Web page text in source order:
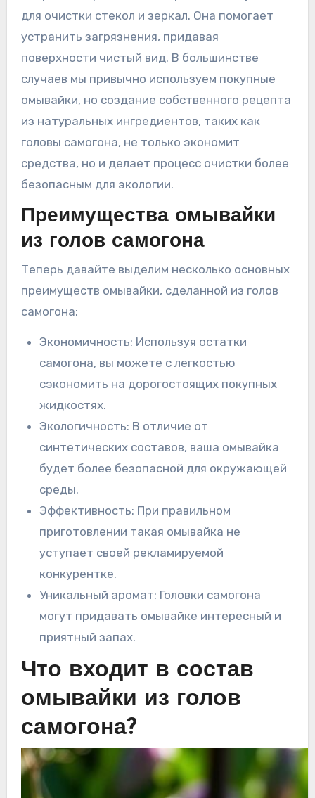
для очистки стекол и зеркал. Она помогает
устранить загрязнения, придавая
поверхности чистый вид. В большинстве
случаев мы привычно используем покупные
омывайки, но создание собственного рецепта
из натуральных ингредиентов, таких как
головы самогона, не только экономит
средства, но и делает процесс очистки более
безопасным для экологии.
Преимущества омывайки
из голов самогона
Теперь давайте выделим несколько основных
преимуществ омывайки, сделанной из голов
самогона:
Экономичность: Используя остатки
самогона, вы можете с легкостью
сэкономить на дорогостоящих покупных
жидкостях.
Экологичность: В отличие от
синтетических составов, ваша омывайка
будет более безопасной для окружающей
среды.
Эффективность: При правильном
приготовлении такая омывайка не
уступает своей рекламируемой
конкурентке.
Уникальный аромат: Головки самогона
могут придавать омывайке интересный и
приятный запах.
Что входит в состав
омывайки из голов
самогона?